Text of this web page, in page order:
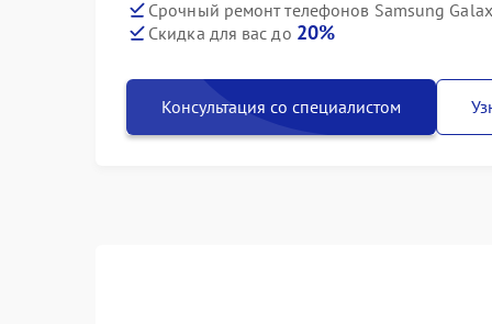
Срочный ремонт телефонов Samsung
Скидка для вас до 20%
Консультация со специалистом